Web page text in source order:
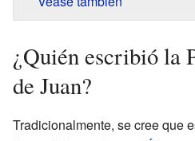
¿Quién escribió la
de Juan?
Tradicionalmente, se cree que